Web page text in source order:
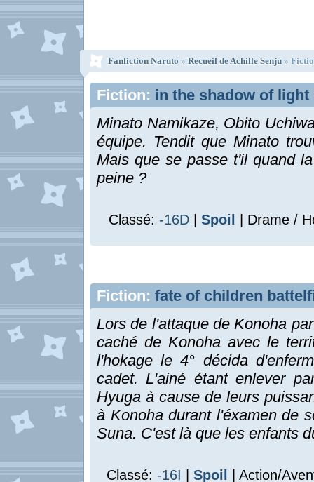
Fanfiction Naruto » Recueil de Achille Senju »
Fiction: in the shadow of light
Minato Namikaze, Obito
équipe. Tendit que Minato
Mais que se passe t'il quand
peine ?
Classé: -16D Spoil | Drame /
Fiction: fate of children
Lors de l'attaque de Konoha
caché de Konoha avec le
l'hokage le 4° décida
cadet. L'ainé étant enlever
Hyuga à cause de leurs
à Konoha durant l'éxamen de
Suna. C'est là que les enfants
Classé: -16I Spoil | Action/